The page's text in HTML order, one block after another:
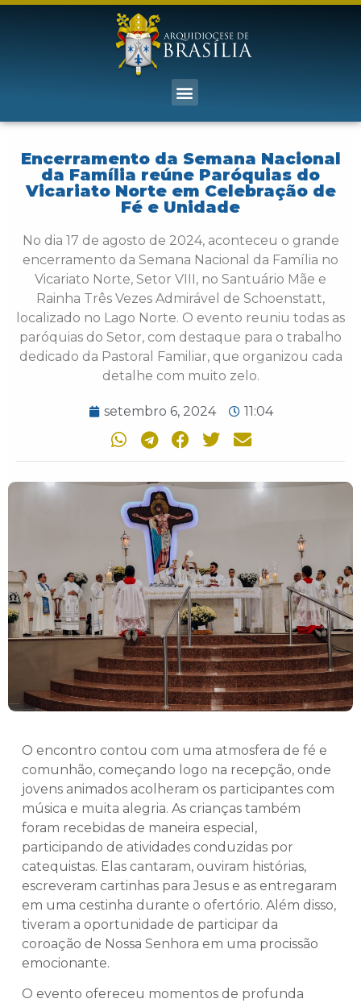
Encerramento da Semana Nacional
da Família reúne Paróquias do
Vicariato Norte em Celebração de
Fé e Unidade
No dia 17 de agosto de 2024, aconteceu o grande
encerramento da Semana Nacional da Família no
Vicariato Norte, Setor VIII, no Santuário Mãe e
Rainha Três Vezes Admirável de Schoenstatt,
localizado no Lago Norte. O evento reuniu todas as
paróquias do Setor, com destaque para o trabalho
dedicado da Pastoral Familiar, que organizou cada
detalhe com muito zelo.
setembro 6, 2024 11:04
O encontro contou com uma atmosfera de fé e
comunhão, começando logo na recepção, onde
jovens animados acolheram os participantes com
música e muita alegria. As crianças também
foram recebidas de maneira especial,
participando de atividades conduzidas por
catequistas. Elas cantaram, ouviram histórias,
escreveram cartinhas para Jesus e as entregaram
em uma cestinha durante o ofertório. Além disso,
tiveram a oportunidade de participar da
coroação de Nossa Senhora em uma procissão
emocionante.
O evento ofereceu momentos de profunda